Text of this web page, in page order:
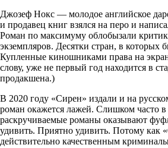
Джозеф Нокс — молодое английское
и продавец книг взялся на перо и
Роман по максимуму облобызали
экземпляров. Десятки стран, в которых
Купленные киношниками права на
слову, уже не первый год находится в
продакшена.)
В 2020 году «Сирен» издали и на
роман окажется лажей. Слишком часто
раскручиваемые романы оказывают
удивить. Приятно удивить. Потому как
действительно качественным